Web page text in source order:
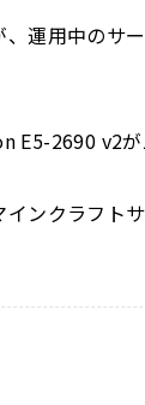
、運用中のサ
E5-2690 v2
ンクラフト